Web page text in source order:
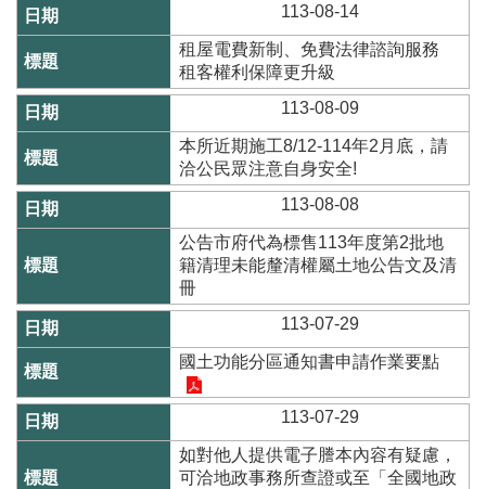
資
訊
安
全
政
策
政
府
網
站
料
放
宣
告
113-08-14
租屋電費新制、免費法律諮詢服務
租客權利保障更升級
113-08-09
本所近期施工8/12-114年2月底，請
洽公民眾注意自身安全!
113-08-08
公告市府代為標售113年度第2批地
籍清理未能釐清權屬土地公告文及清
冊
113-07-29
國土功能分區通知書申請作業要點
113-07-29
如對他人提供電子謄本內容有疑慮，
可洽地政事務所查證或至「全國地政